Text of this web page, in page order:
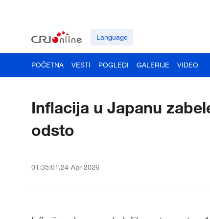
Language
POČETNA VESTI POGLEDI GALERIJE VIDEO
Inflacija u Japanu
odsto
01:35:01,24-Apr-2026